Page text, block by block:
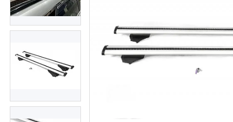
Політика конфіденційності